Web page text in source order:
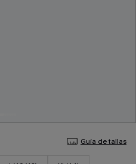
Guía de tallas